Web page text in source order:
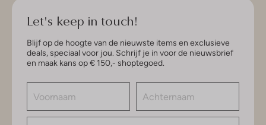
Let's keep in touch!
Blijf op de hoogte van de nieuwste items en exclusieve
deals, speciaal voor jou. Schrijf je in voor de nieuwsbrief
en maak kans op € 150,- shoptegoed.